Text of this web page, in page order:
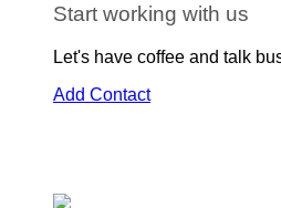
Start working with us
Let's have coffee and talk
Add Contact